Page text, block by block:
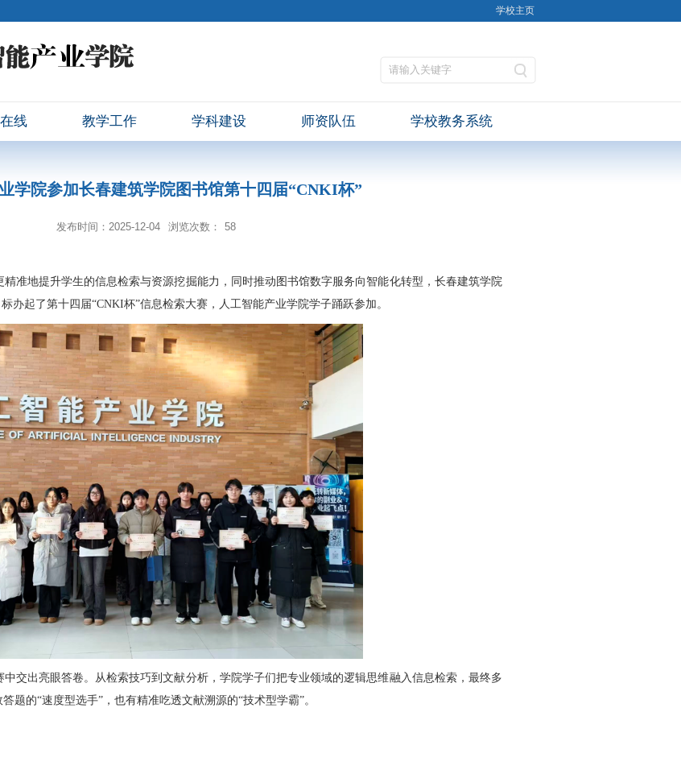
学校主页
线 教学工作 学科建设 师资队伍 学校教务系统
学院参加长春建筑学院图书馆第十四届“CNKI杯”
发布时间：2025-12-04 浏览次数： 58
准地提升学生的信息检索与资源挖掘能力，同时推动图书馆数字服务向智能化转型，长春建筑学院
办起了第十四届“CNKI杯”信息检索大赛，人工智能产业学院学子踊跃参加。
交出亮眼答卷。从检索技巧到文献分析，学院学子们把专业领域的逻辑思维融入信息检索，最终多
题的“速度型选手”，也有精准吃透文献溯源的“技术型学霸”。